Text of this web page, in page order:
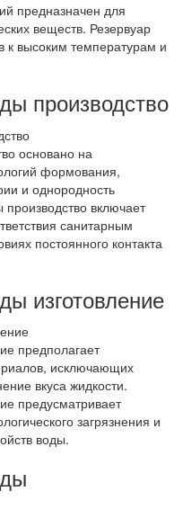
предназначен для
веществ. Резервуар
к высоким температурам и
производство
основано на
формования,
и однородность
включает
санитарным
постоянного контакта
изготовление
предполагает
исключающих
вкуса жидкости.
предусматривает
загрязнения и
воды.